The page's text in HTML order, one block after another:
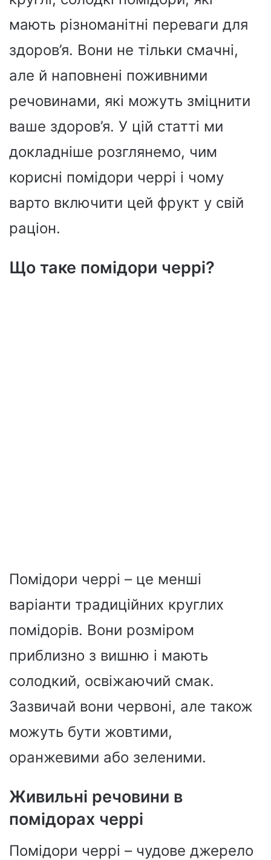
мають різноманітні переваги для
здоров’я. Вони не тільки смачні,
але й наповнені поживними
речовинами, які можуть зміцнити
ваше здоров’я. У цій статті ми
докладніше розглянемо, чим
корисні помідори черрі і чому
варто включити цей фрукт у свій
раціон.
Що таке помідори черрі?
Помідори черрі – це менші
варіанти традиційних круглих
помідорів. Вони розміром
приблизно з вишню і мають
солодкий, освіжаючий смак.
Зазвичай вони червоні, але також
можуть бути жовтими,
оранжевими або зеленими.
Живильні речовини в
помідорах черрі
Помідори черрі – чудове джерело